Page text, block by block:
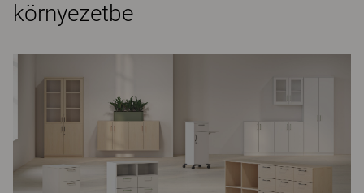
környezetbe